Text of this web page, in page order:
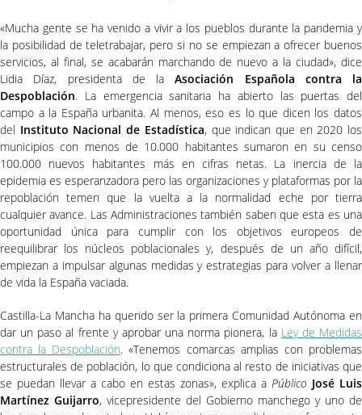
«Mucha gente se ha venido a vivir a los pueblos durante la pandemia y
la posibilidad de teletrabajar, pero si no se empiezan a ofrecer buenos
servicios, al final, se acabarán marchando de nuevo a la ciudad», dice
Lidia Díaz, presidenta de la Asociación Española contra la
Despoblación. La emergencia sanitaria ha abierto las puertas del
campo a la España urbanita. Al menos, eso es lo que dicen los datos
del Instituto Nacional de Estadística, que indican que en 2020 los
municipios con menos de 10.000 habitantes sumaron en su censo
100.000 nuevos habitantes más en cifras netas. La inercia de la
epidemia es esperanzadora pero las organizaciones y plataformas por la
repoblación temen que la vuelta a la normalidad eche por tierra
cualquier avance. Las Administraciones también saben que esta es una
oportunidad única para cumplir con los objetivos europeos de
reequilibrar los núcleos poblacionales y, después de un año difícil,
empiezan a impulsar algunas medidas y estrategias para volver a llenar
de vida la España vaciada.
Castilla-La Mancha ha querido ser la primera Comunidad Autónoma en
dar un paso al frente y aprobar una norma pionera, la Ley de Medidas
contra la Despoblación. «Tenemos comarcas amplias con problemas
estructurales de población, lo que condiciona al resto de iniciativas que
se puedan llevar a cabo en estas zonas», explica a Público José Luis
Martínez Guijarro, vicepresidente del Gobierno manchego y uno de